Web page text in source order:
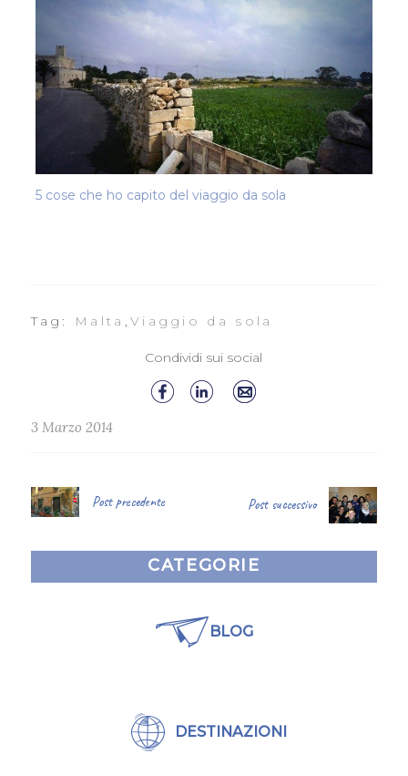
5 cose che ho capito del viaggio da sola
Tag: Malta , Viaggio da sola
Condividi sui social
3 Marzo 2014
Post precedente Post successivo
CATEGORIE
BLOG
DESTINAZIONI